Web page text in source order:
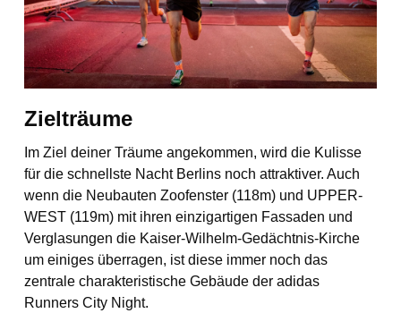
Zielträume
Im Ziel deiner Träume angekommen, wird die Kulisse
für die schnellste Nacht Berlins noch attraktiver. Auch
wenn die Neubauten Zoofenster (118m) und UPPER-
WEST (119m) mit ihren einzigartigen Fassaden und
Verglasungen die Kaiser-Wilhelm-Gedächtnis-Kirche
um einiges überragen, ist diese immer noch das
zentrale charakteristische Gebäude der adidas
Runners City Night.